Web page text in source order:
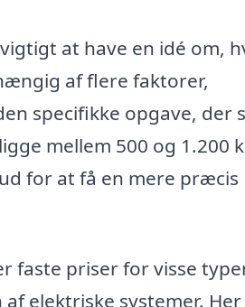
at have en idé om,
af flere faktorer,
specifikke opgave, der
mellem 500 og 1.200
for at få en mere præcis
faste priser for visse
elektriske systemer.